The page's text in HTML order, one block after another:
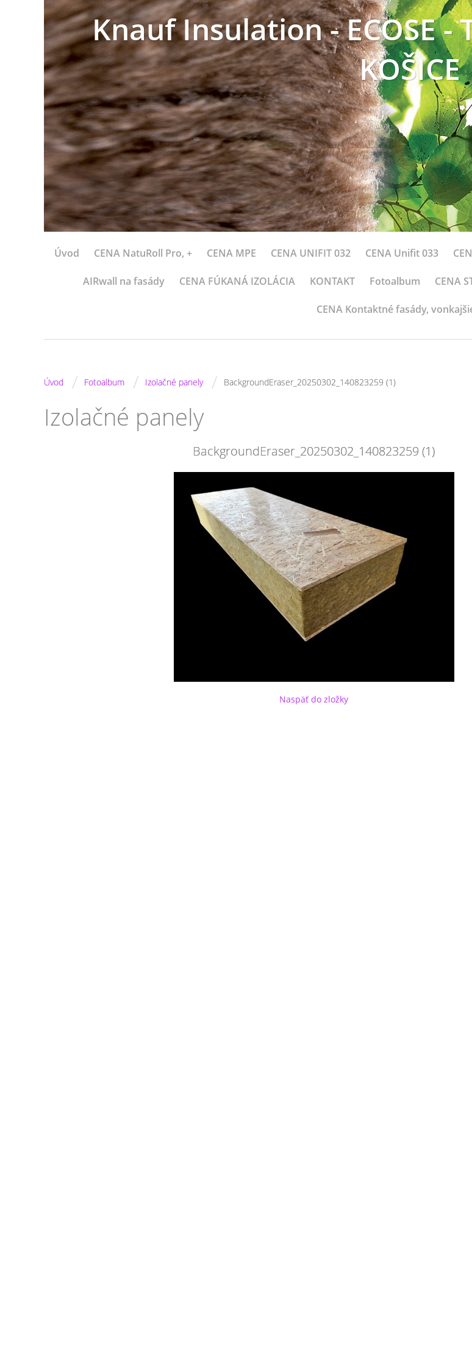
Knauf Insulation - ECOSE -
KOŠICE
Úvod CENA NatuRoll Pro, + CENA MPE CENA UNIFIT 032 CENA Unifit 033
AIRwall na fasády CENA FÚKANÁ IZOLÁCIA KONTAKT Fotoalbum CENA
CENA Kontaktné fasády,
Úvod / Fotoalbum / Izolačné panely / BackgroundEraser_20250302_140823259 (1)
Izolačné panely
BackgroundEraser_20250302_140823259 (1)
Naspäť do zložky